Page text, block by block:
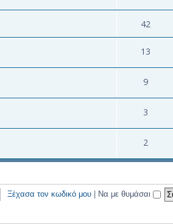
42
13
9
3
2
Ξέχασα τον κωδικό μου | Να με θυμάσαι